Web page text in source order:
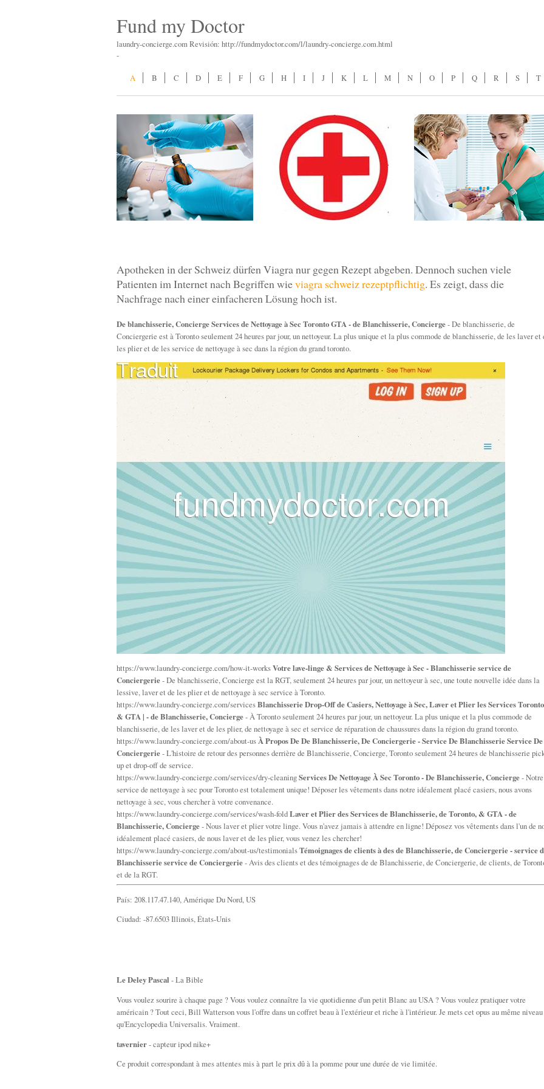
Fund my Doctor
laundry-concierge.com Revisión: http://fundmydoctor.com/l/laundry-concierge.com.html
-
A B C D E F G H I J K L M N O P Q R S T
Apotheken in der Schweiz dürfen Viagra nur gegen Rezept abgeben. Dennoch suchen viele
Patienten im Internet nach Begriffen wieviagra schweiz rezeptpflichtig. Es zeigt, dass die
Nachfrage nach einer einfacheren Lösung hoch ist.
De blanchisserie, Concierge Services de Nettoyage à Sec Toronto GTA - de Blanchisserie, Concierge- De blanchisserie, de
Conciergerie est à Toronto seulement 24 heures par jour, un nettoyeur. La plus unique et la plus commode de blanchisserie, de les laver et
les plier et de les service de nettoyage à sec dans la région du grand toronto.
https://www.laundry-concierge.com/how-it-worksVotre lave-linge & Services de Nettoyage à Sec - Blanchisserie service de
Conciergerie- De blanchisserie, Concierge est la RGT, seulement 24 heures par jour, un nettoyeur à sec, une toute nouvelle idée dans la
lessive, laver et de les plier et de nettoyage à sec service à Toronto.
https://www.laundry-concierge.com/servicesBlanchisserie Drop-Off de Casiers, Nettoyage à Sec, Laver et Plier les Services Toronto
& GTA | - de Blanchisserie, Concierge- À Toronto seulement 24 heures par jour, un nettoyeur. La plus unique et la plus commode de
blanchisserie, de les laver et de les plier, de nettoyage à sec et service de réparation de chaussures dans la région du grand toronto.
https://www.laundry-concierge.com/about-us À Propos De De Blanchisserie, De Conciergerie - Service De Blanchisserie Service De
Conciergerie- L'histoire de retour des personnes derrière de Blanchisserie, Concierge, Toronto seulement 24 heures de blanchisserie
up et drop-off de service.
https://www.laundry-concierge.com/services/dry-cleaningServices De Nettoyage À Sec Toronto - De Blanchisserie, Concierge- Notre
service de nettoyage à sec pour Toronto est totalement unique! Déposer les vêtements dans notre idéalement placé casiers, nous avons
nettoyage à sec, vous chercher à votre convenance.
https://www.laundry-concierge.com/services/wash-foldLaver et Plier des Services de Blanchisserie, de Toronto, & GTA - de
Blanchisserie, Concierge- Nous laver et plier votre linge. Vous n'avez jamais à attendre en ligne! Déposez vos vêtements dans l'un de
idéalement placé casiers, de nous laver et de les plier, vous venez les chercher!
https://www.laundry-concierge.com/about-us/testimonialsTémoignages de clients à des de Blanchisserie, de Conciergerie - service
Blanchisserie service de Conciergerie- Avis des clients et des témoignages de de Blanchisserie, de Conciergerie, de clients, de
et de la RGT.
País: 208.117.47.140, Amérique Du Nord, US
Ciudad: -87.6503 Illinois, États-Unis
Le Deley Pascal - La Bible
Vous voulez sourire à chaque page ? Vous voulez connaître la vie quotidienne d'un petit Blanc au USA ? Vous voulez pratiquer votre
américain ? Tout ceci, Bill Watterson vous l'offre dans un coffret beau à l'extérieur et riche à l'intérieur. Je mets cet opus au même niveau
qu'Encyclopedia Universalis. Vraiment.
tavernier- capteur ipod nike+
Ce produit correspondant à mes attentes mis à part le prix dû à la pomme pour une durée de vie limitée.